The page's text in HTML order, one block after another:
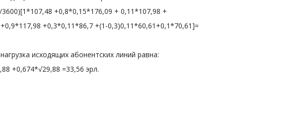
3600)[1*107,48 +0,8*0,15*176,09 + 0,11*107,98 +
+0,3*0,11*86,7 +(1-0,3)0,11*60,61+0,1*70,61]=
исходящих абонентских линий равна:
+0,674*√29,88 =33,56 эрл.